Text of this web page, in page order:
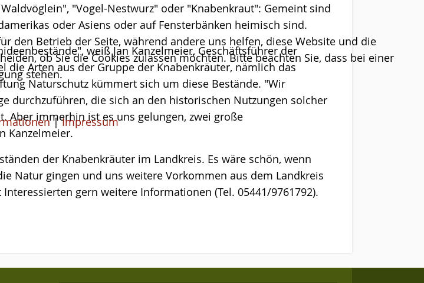
"Vogel-Nestwurz" oder "Knabenkraut": Gemeint sind
oder Asiens oder auf Fensterbänken heimisch sind.
weiß Jan Kanzelmeier, Geschäftsführer der
die Arten aus der Gruppe der Knabenkräuter, nämlich das
Naturschutz kümmert sich um diese Bestände. "Wir
durchzuführen, die sich an den historischen Nutzungen solcher
Aber immerhin ist es uns gelungen, zwei große
Kanzelmeier.
der Knabenkräuter im Landkreis. Es wäre schön, wenn
Natur gingen und uns weitere Vorkommen aus dem Landkreis
gern weitere Informationen (Tel. 05441/9761792).
den Betrieb der Seite, während andere uns helfen, diese Website und die
ob Sie die Cookies zulassen möchten. Bitte beachten Sie, dass bei einer
stehen.
|Impressum